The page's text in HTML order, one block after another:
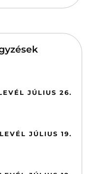
JÚLIUS 26.
JÚLIUS 19.